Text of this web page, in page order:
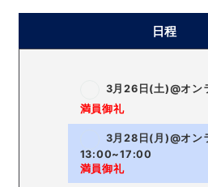
日程
3月26日(土)@オ
満員御礼
3月28日(月)@オン
13:00~17:00
満員御礼